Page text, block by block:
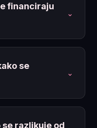
financiraju
⌄
se
⌄
se razlikuje od